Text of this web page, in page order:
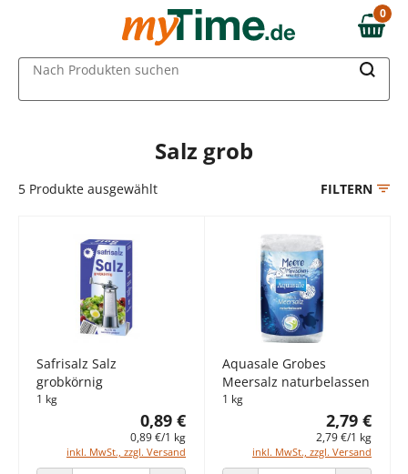
Zum Hauptinhalt springen
Zur Navigation springen
Zur Suche springen
0,00 €
0
Nach Produkten suchen
Salz grob
5 Produkte ausgewählt FILTERN
Safrisalz Salz
grobkörnig
1 kg
0,89 €
0,89 €/1 kg
inkl. MwSt., zzgl. Versand
Aquasale Grobes
Meersalz naturbelassen
1 kg
2,79 €
2,79 €/1 kg
inkl. MwSt., zzgl. Versand